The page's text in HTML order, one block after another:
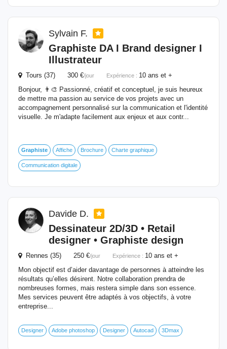
Sylvain F.
Graphiste DA I Brand designer I
Illustrateur
Tours (37) 300 €/jour Expérience : 10 ans et +
Bonjour, 👨‍🎨 Passionné, créatif et conceptuel, je suis heureux
de mettre ma passion au service de vos projets avec un
accompagnement personnalisé sur la communication et l'identité
visuelle. Je m'adapte facilement aux enjeux et aux contr...
Graphiste Affiche Brochure Charte graphique
Communication digitale
Davide D.
Dessinateur 2D/3D • Retail
designer • Graphiste design
Rennes (35) 250 €/jour Expérience : 10 ans et +
Mon objectif est d’aider davantage de personnes à atteindre les
résultats qu’elles désirent. Notre collaboration prendra de
nombreuses formes, mais restera simple dans son essence.
Mes services peuvent être adaptés à vos objectifs, à votre
entreprise...
Designer Adobe photoshop Designer Autocad 3Dmax